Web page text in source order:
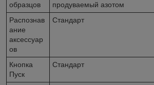
образцов
продуваемый азотом
Распознав
ание
аксессуар
ов
Стандарт
Кнопка
Пуск
Стандарт